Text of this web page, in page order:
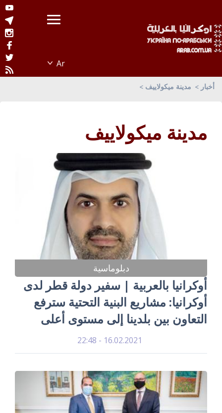
أخبار مدينة ميكولاييف
مدينة ميكولاييف
دبلوماسية
أوكرانيا بالعربية | سفير دولة قطر لدى
أوكرانيا: مشاريع البنية التحتية سترفع
التعاون بين بلدينا إلى مستوى أعلى
16.02.2021 - 22:48